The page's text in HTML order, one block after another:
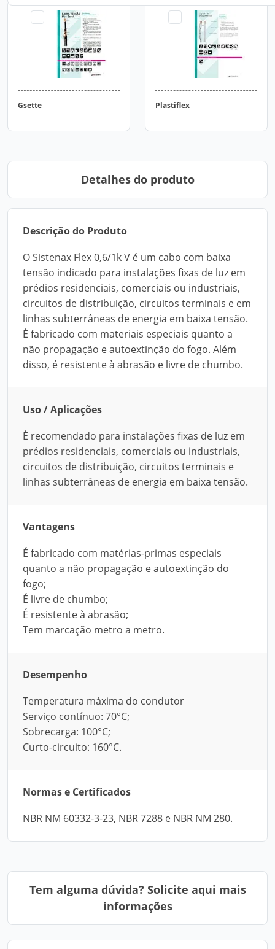
Gsette Plastiflex
Detalhes do produto
Descrição do Produto
O Sistenax Flex 0,6/1k V é um cabo com baixa
tensão indicado para instalações fixas de luz em
prédios residenciais, comerciais ou industriais,
circuitos de distribuição, circuitos terminais e em
linhas subterrâneas de energia em baixa tensão.
É fabricado com materiais especiais quanto a
não propagação e autoextinção do fogo. Além
disso, é resistente à abrasão e livre de chumbo.
Uso / Aplicações
É recomendado para instalações fixas de luz em
prédios residenciais, comerciais ou industriais,
circuitos de distribuição, circuitos terminais e
linhas subterrâneas de energia em baixa tensão.
Vantagens
É fabricado com matérias-primas especiais
quanto a não propagação e autoextinção do
fogo;
É livre de chumbo;
É resistente à abrasão;
Tem marcação metro a metro.
Desempenho
Temperatura máxima do condutor
Serviço contínuo: 70°C;
Sobrecarga: 100°C;
Curto-circuito: 160°C.
Normas e Certificados
NBR NM 60332-3-23, NBR 7288 e NBR NM 280.
Tem alguma dúvida? Solicite aqui mais
informações